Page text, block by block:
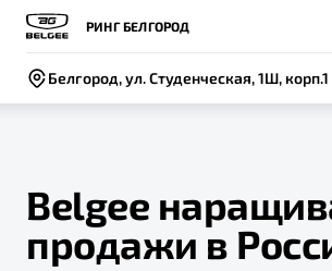
РИНГ БЕЛГОРОД
Модели
Покупателям
Владельцам
О компании
Belgee
продажи в